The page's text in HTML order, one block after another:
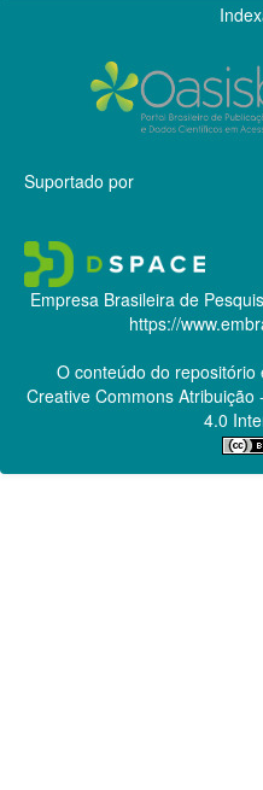
Suportado por
Empresa Brasileira de
https://
O conteúdo do
Creative CommonsAtribuição
4.0